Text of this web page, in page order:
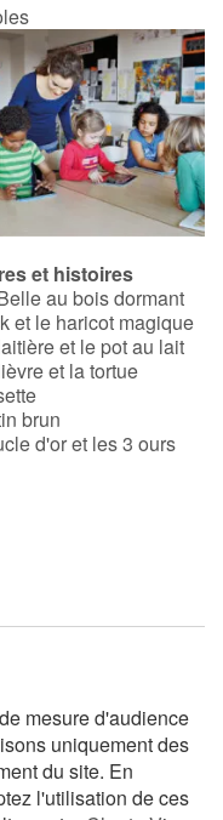
et histoires
au bois dormant
et le haricot magique
et le pot au lait
et la tortue
brun
d'or et les 3 ours
mesure d'audience
uniquement des
du site. En
l'utilisation de ces